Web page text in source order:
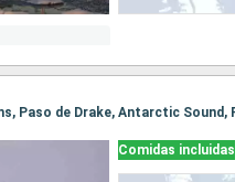
Comidas incluidas